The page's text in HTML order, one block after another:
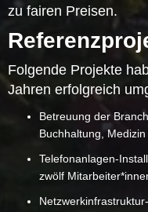
zu fairen Preisen.
Folgende Projekte
Jahren erfolgreich
Betreuung der
Buchhaltung,
Telefonanlagen-
zwölf